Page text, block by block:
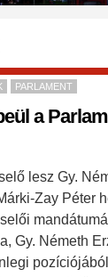
PARLAMENT
a
lesz Gy.
Zay Péter
Gy. Németh